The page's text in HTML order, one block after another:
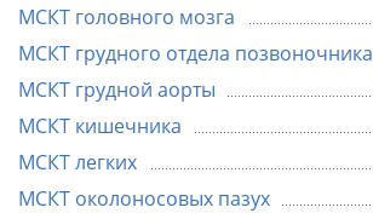
МСКТ головного мозга
МСКТ грудного отдела позвоночника
МСКТ грудной аорты
МСКТ кишечника
МСКТ легких
МСКТ околоносовых пазух